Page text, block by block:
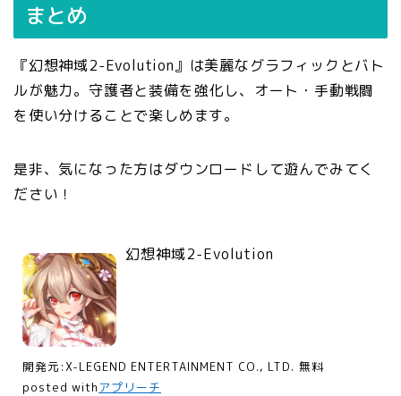
まとめ
『幻想神域2-Evolution』は美麗なグラフィックとバト
ルが魅力。守護者と装備を強化し、オート・手動戦闘
を使い分けることで楽しめます。
是非、気になった方はダウンロードして遊んでみてく
ださい！
幻想神域2-Evolution
開発元: X-LEGEND ENTERTAINMENT CO., LTD. 無料
posted with アプリーチ